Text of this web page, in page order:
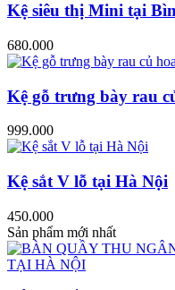
Kệ siêu thị Mini tại
680.000
Kệ gỗ trưng bày rau
999.000
Kệ sắt V lỗ tại Hà Nội
450.000
Sản phẩm mới nhất